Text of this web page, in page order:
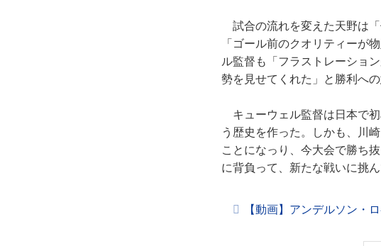
試合の流れを変えた天野は
「ゴール前のクオリティーが
ル監督も「フラストレーショ
勢を見せてくれた」と勝利へ
キューウェル監督は日本で
う歴史を作った。しかも、川
ことになっり、今大会で勝ち
に背負って、新たな戦いに挑ん
【動画】アンデルソン・